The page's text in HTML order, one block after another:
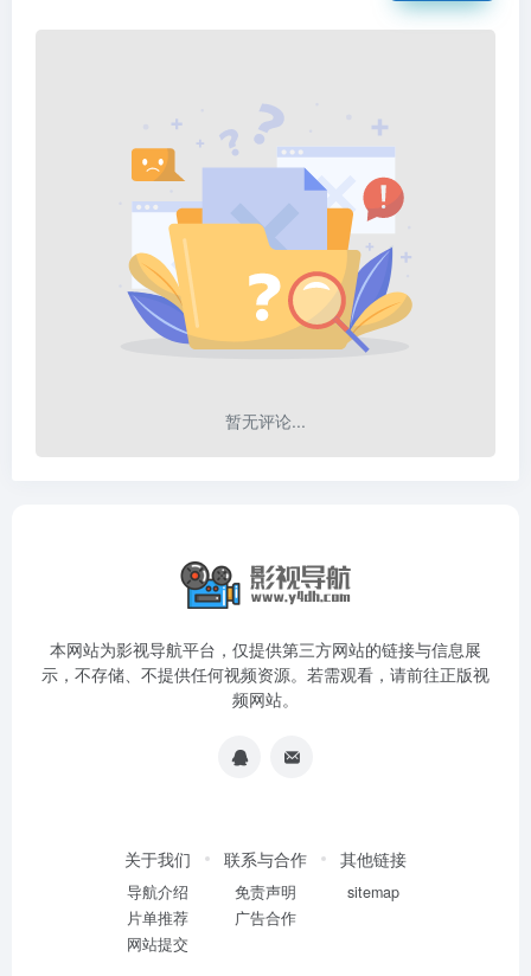
暂无评论...
本网站为影视导航平台，仅提供第三方网站的链接与信息展
示，不存储、不提供任何视频资源。若需观看，请前往正版视
频网站。
关于我们
导航介绍
片单推荐
网站提交
联系与合作
免责声明
广告合作
其他链接
sitemap